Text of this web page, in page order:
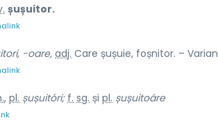
șușuitor.
-oare,adj. Care șușuie, foșnitor. –
, pl. șușuitóri; f. sg. și pl. șușuitoáre